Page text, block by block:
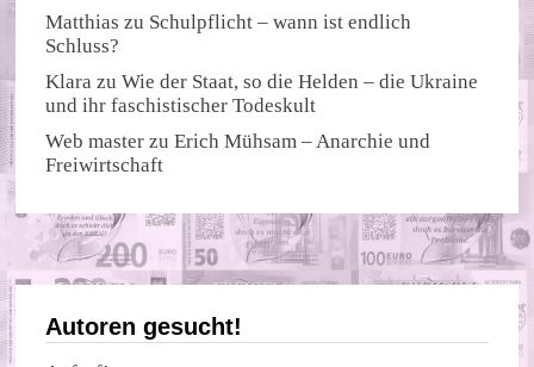
Matthias zu Schulpflicht – wann ist endlich
Schluss?
Klara zuWie der Staat, so die Helden – die Ukraine
und ihr faschistischer Todeskult
Web master zuErich Mühsam – Anarchie und
Freiwirtschaft
Autoren gesucht!